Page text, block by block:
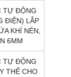
TỰ ĐỘNG
ĐIỆN) LẮP
KHÍ NÉN,
6MM
TỰ ĐỘNG
THẾ CHO